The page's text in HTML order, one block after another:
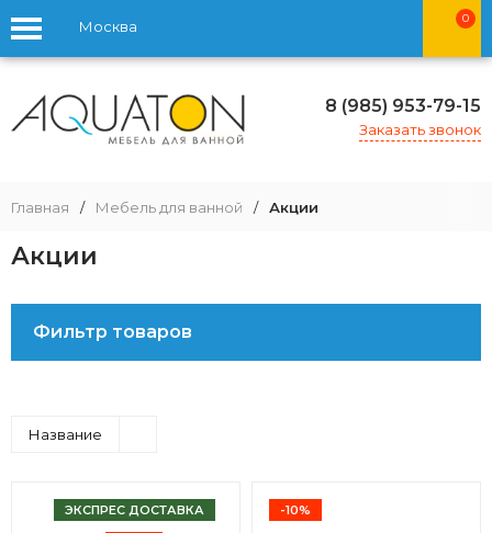
Москва 0
8 (985) 953-79-15
Заказать звонок
Главная / Мебель для ванной / Акции
Акции
Фильтр товаров
Название
ЭКСПРЕС ДОСТАВКА -10%